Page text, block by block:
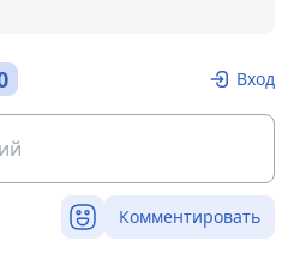
Вход
Комментировать